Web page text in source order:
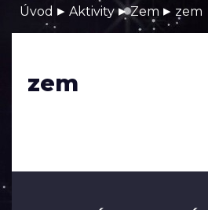
Úvod ▸ Aktivity▸Zem ▸ zem
zem